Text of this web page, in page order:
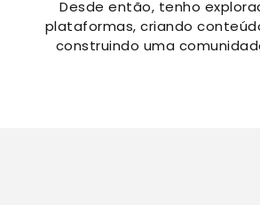
Desde então, tenho
plataformas, criando
construindo uma